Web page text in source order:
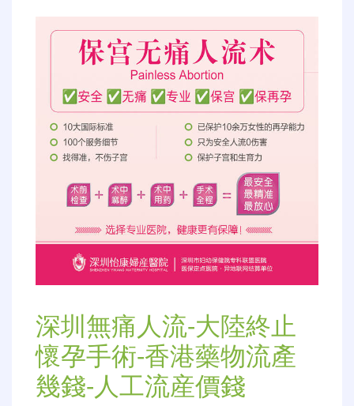
深圳無痛人流-大陸終止
懷孕手術-香港藥物流產
幾錢-人工流産價錢